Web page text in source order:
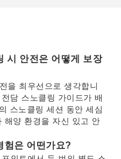
시 안전은 어떻게 보장
을 최우선으로 생각합니
담 스노클링 가이드가 배
스노클링 세션 동안 세심
해양 환경을 자신 있고 안
험은 어떤가요?